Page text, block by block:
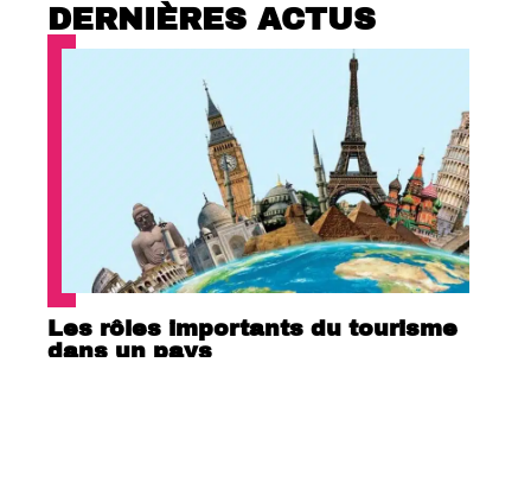
DERNIÈRES ACTUS
Les rôles importants du tourisme
dans un pays